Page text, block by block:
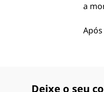
a
Deixe o seu